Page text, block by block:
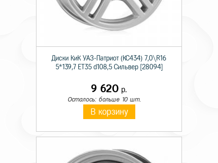
Диски КиК УАЗ-Патриот (КС434) 7,0\R16
5*139,7 ET35 d108,5 Сильвер [28094]
9 620 р.
Осталось: больше 10 шт.
В корзину